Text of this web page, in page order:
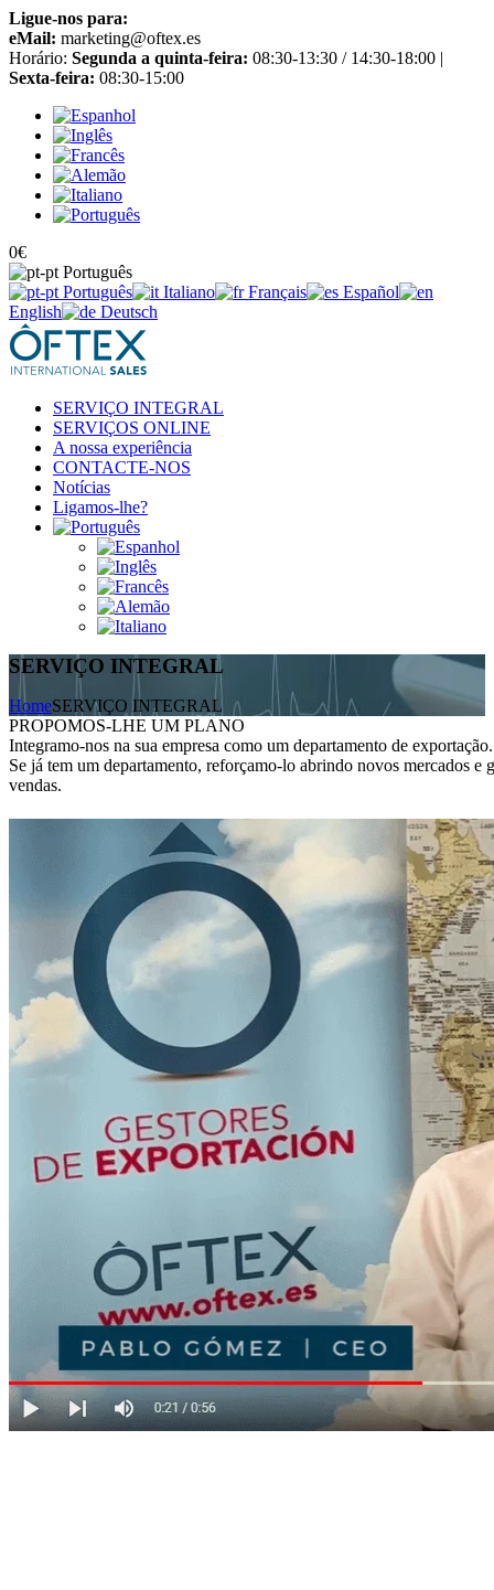
Ligue-nos para:
eMail: marketing@oftex.es
Horário: Segunda a quinta-feira: 08:30-13:30 / 14:30-18:00 |
Sexta-feira: 08:30-15:00
0€
Português
Português
Italiano Français
Español
English
Deutsch
SERVIÇO INTEGRAL
SERVIÇOS ONLINE
A nossa experiência
CONTACTE-NOS
Notícias
Ligamos-lhe?
SERVIÇO INTEGRAL
HomeSERVIÇO INTEGRAL
PROPOMOS-LHE UM PLANO
Integramo-nos na sua empresa como um departamento de exportação.
Se já tem um departamento, reforçamo-lo abrindo novos mercados e
vendas.